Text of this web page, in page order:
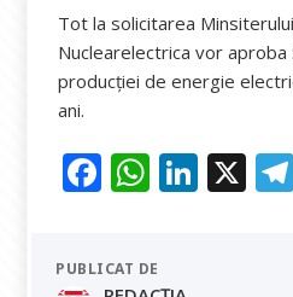
Tot la solicitarea
Nuclearelectrica vor
producției de energie
ani.
F
e
W
at
Li X
PUBLICAT DE